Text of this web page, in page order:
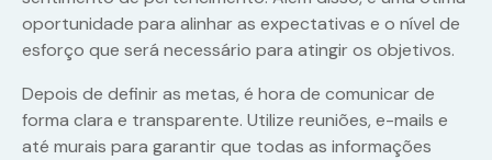
oportunidade para alinhar as expectativas e o nível de
esforço que será necessário para atingir os objetivos.
Depois de definir as metas, é hora de comunicar de
forma clara e transparente. Utilize reuniões, e-mails e
até murais para garantir que todas as informações